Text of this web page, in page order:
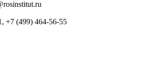
+7 (499) 464-56-55